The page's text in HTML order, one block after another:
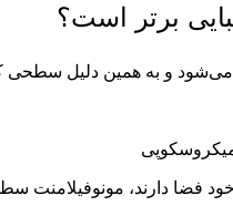
برتر است؟
و به همین دلیل سطحی
فضا دارند،